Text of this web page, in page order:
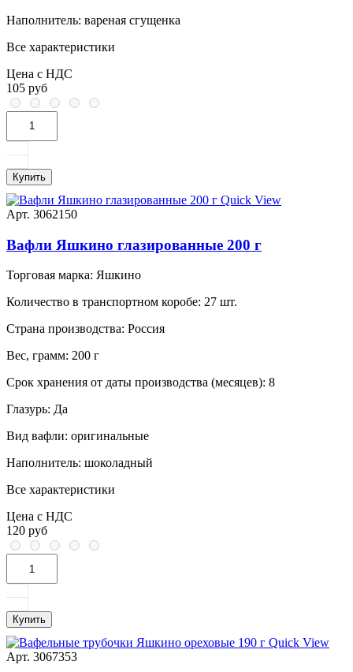
Наполнитель: вареная сгущенка
Все характеристики
Цена с НДС
105 руб
Купить
Quick View
Арт. 3062150
Вафли Яшкино глазированные 200 г
Торговая марка: Яшкино
Количество в транспортном коробе: 27 шт.
Страна производства: Россия
Вес, грамм: 200 г
Срок хранения от даты производства (месяцев): 8
Глазурь: Да
Вид вафли: оригинальные
Наполнитель: шоколадный
Все характеристики
Цена с НДС
120 руб
Купить
Quick View
Арт. 3067353